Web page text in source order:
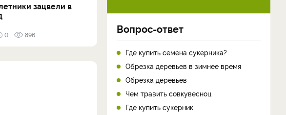
зацвели в
0 896 Вопрос-ответ
Где купить семена сукерника?
Обрезка деревьев в зимнее время
Обрезка деревьев
Чем травить совкувесноц
Где купить сукерник